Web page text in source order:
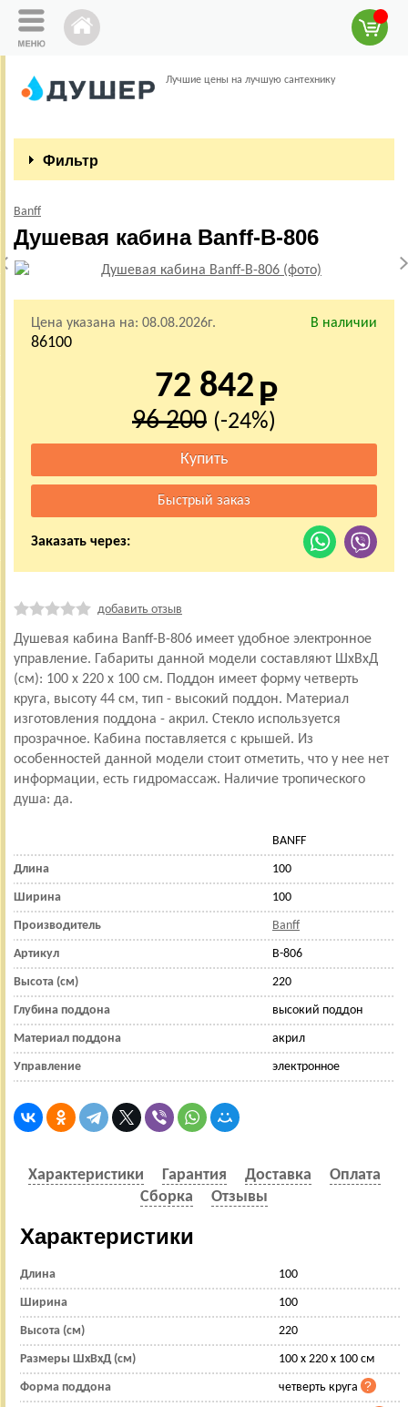
Лучшие цены на лучшую сантехнику
Фильтр
Banff
Душевая кабина Banff-B-806
Цена указана на: 08.08.2026г. В наличии
86100
72 842
96 200 (-24%)
Заказать через:
добавить отзыв
Душевая кабина Banff-B-806 имеет удобное электронное
управление. Габариты данной модели составляют ШхВхД
(см): 100 х 220 х 100 см. Поддон имеет форму четверть
круга, высоту 44 см, тип - высокий поддон. Материал
изготовления поддона - акрил. Стекло используется
прозрачное. Кабина поставляется с крышей. Из
особенностей данной модели стоит отметить, что у нее нет
информации, есть гидромассаж. Наличие тропического
душа: да.
BANFF
Длина 100
Ширина 100
Производитель Banff
Артикул B-806
Высота (см) 220
Глубина поддона высокий поддон
Материал поддона акрил
Управление электронное
Характеристики Гарантия Доставка
Оплата
Сборка
Отзывы
Характеристики
Длина 100
Ширина 100
Высота (см) 220
Размеры ШхВхД (см) 100 х 220 х 100 см
Форма поддона четверть круга